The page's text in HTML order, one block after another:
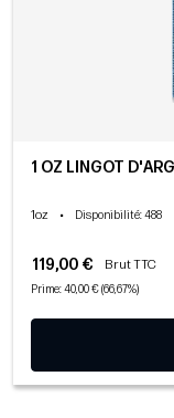
1oz • Disponibilité: 488
119,00 € Brut TTC
Prime: 40,00 € (66,67%)